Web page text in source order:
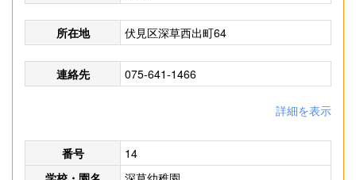
所在地 伏見区深草西出町64
連絡先 075-641-1466
詳細を表示
番号
14